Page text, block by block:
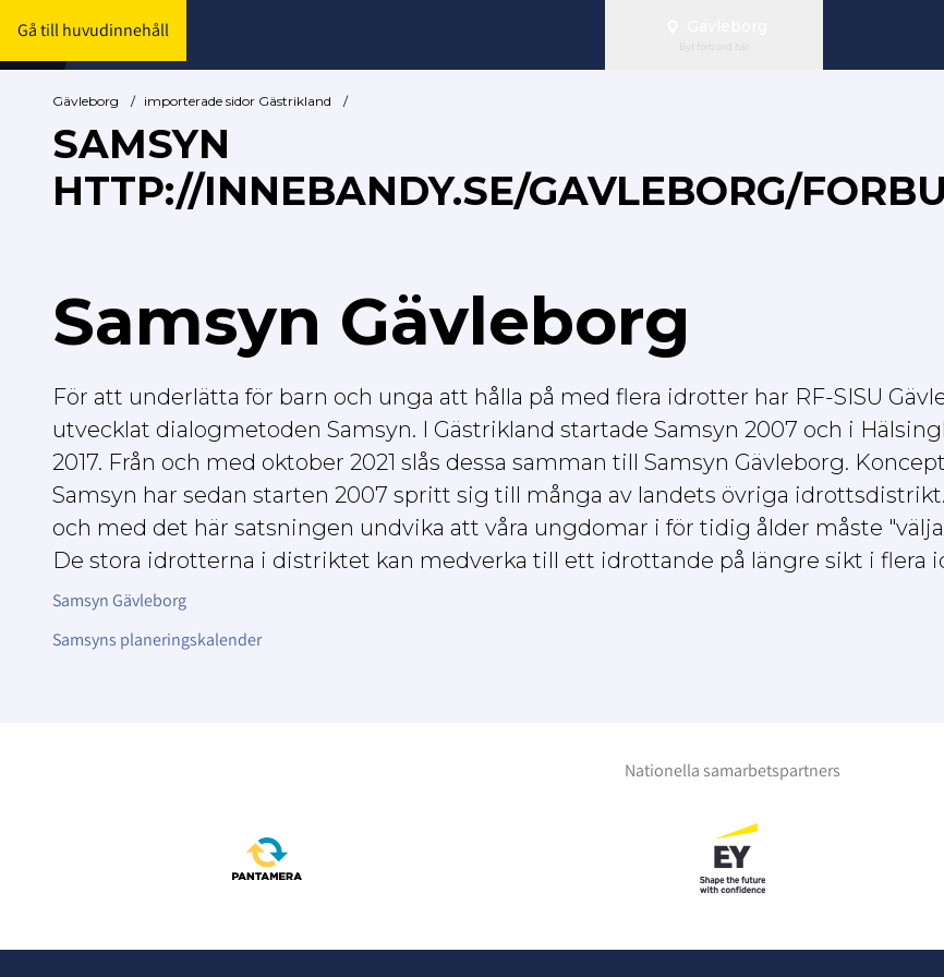
Gå till huvudinnehåll
Byt förbund här
Gävleborg / importerade sidor Gästrikland /
SAMSYN
HTTP://INNEBANDY.SE/GAVLEBORG/
Samsyn Gävleborg
För att underlätta för barn och unga att hålla på med flera idrotter har RF-SISU
utvecklat dialogmetoden Samsyn. I Gästrikland startade Samsyn 2007 och i
2017. Från och med oktober 2021 slås dessa samman till Samsyn Gävleborg.
Samsyn har sedan starten 2007 spritt sig till många av landets övriga
och med det här satsningen undvika att våra ungdomar i för tidig ålder måste
De stora idrotterna i distriktet kan medverka till ett idrottande på längre sikt i flera
Samsyn Gävleborg
Samsyns planeringskalender
Nationella samarbetspartners